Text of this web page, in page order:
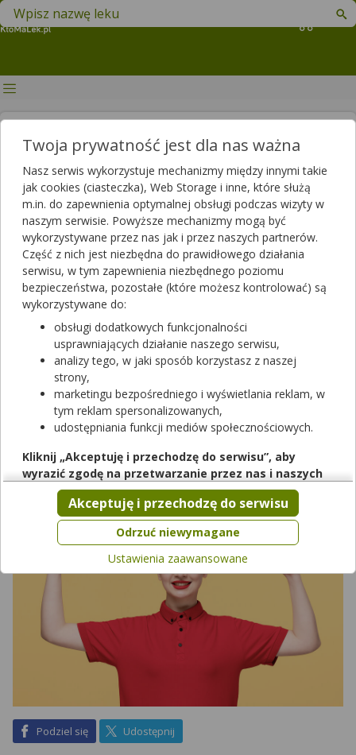
Koszyk
Znajdź lek w swojej okolicy
Najlepsze żelazo bez recepty –
ranking 2025
Artykuł sponsorowany
Publikacja: 2025-03-14 11:21 Aktualizacja: 2025-03-19 16:51
Jeśli jesteś weganinem lub wegetarianinem, borykasz się z
niedoborem żelaza lub chcesz uzupełnić żelazo w diecie,
najpewniej szukasz najlepszego preparatu bez recepty z
żelazem. Wysokiej jakości preparaty żelaza mogą skutecznie i
efektywnie uzupełnić ten kluczowy składnik w Twoim
organizmie. Ważne jest wchłanianie żelaza, optymalna porcja
dzienna i czysty skład. Wybraliśmy najlepsze żelazo bez recepty
– TOP 5 suplementów, które dostarczają wysoko
przyswajalnego żelaza i przyczynią się do prawidłowego
funkcjonowania organizmu. Dowiesz się także, jak je stosować
w prawidłowy sposób.
Podziel sięna FacebookUdostępnij
Artykuł rekomendowany przez:
magister farmacji Bartłomiej Łuczyński
Twoja prywatność jest dla nas ważna
Nasz serwis wykorzystuje mechanizmy między innymi takie
jak cookies (ciasteczka), Web Storage i inne, które służą
m.in. do zapewnienia optymalnej obsługi podczas wizyty w
naszym serwisie. Powyższe mechanizmy mogą być
wykorzystywane przez nas jak i przez naszych partnerów.
Część z nich jest niezbędna do prawidłowego działania
serwisu, w tym zapewnienia niezbędnego poziomu
bezpieczeństwa, pozostałe (które możesz kontrolować) są
wykorzystywane do:
obsługi dodatkowych funkcjonalności
usprawniających działanie naszego serwisu,
analizy tego, w jaki sposób korzystasz z naszej
strony,
marketingu bezpośredniego i wyświetlania reklam, w
tym reklam spersonalizowanych,
udostępniania funkcji mediów społecznościowych.
Kliknij „Akceptuję i przechodzę do serwisu”, aby
wyrazić zgodę na przetwarzanie przez nas i naszych
partnerów Twoich danych w powyższych celach.
Pamiętaj, że wyrażenie zgody jest dobrowolne, a wyrażoną
zgodę możesz w każdej chwili cofnąć, możesz też wycofać
zgodę na przetwarzanie Twoich danych tylko w niektórych
celach. Jeżeli chcesz dowiedzieć się więcej lub chcesz
przeprowadzić konfigurację szczegółową, to możesz tego
dokonać za pomocą „Ustawień zaawansowanych”.
Więcej informacji na temat wykorzystywania narzędzi
zewnętrznych w naszym serwisie znajdziesz w
Regulaminie
Odrzuć niewymagane
Akceptuję i przechodzę do serwisu
Ustawienia zaawansowane